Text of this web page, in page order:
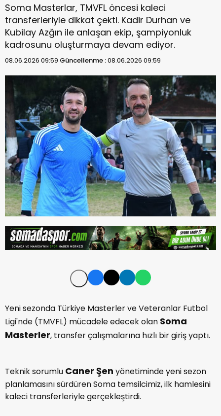
Soma Masterlar, TMVFL öncesi kaleci
transferleriyle dikkat çekti. Kadir Durhan ve
Kubilay Azğın ile anlaşan ekip, şampiyonluk
kadrosunu oluşturmaya devam ediyor.
08.06.2026 09:59 Güncellenme :08.06.2026 09:59
Yeni sezonda Türkiye Masterler ve Veteranlar Futbol
Ligi'nde (TMVFL) mücadele edecek olan Soma
Masterler, transfer çalışmalarına hızlı bir giriş yaptı.
Teknik sorumlu Caner Şen yönetiminde yeni sezon
planlamasını sürdüren Soma temsilcimiz, ilk hamlesini
kaleci transferleriyle gerçekleştirdi.